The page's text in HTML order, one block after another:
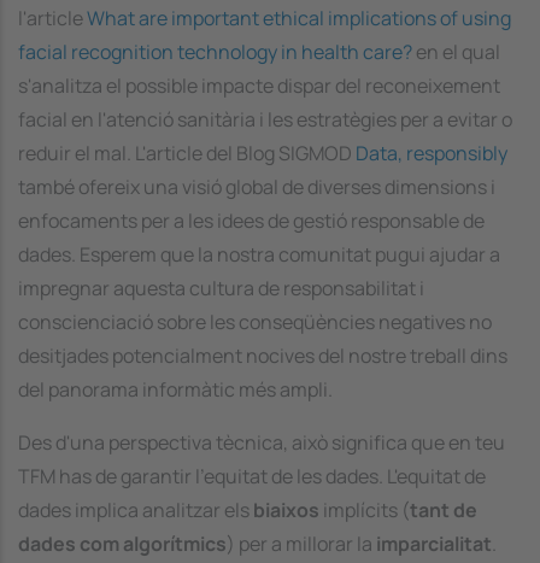
l'articleWhat are important ethical implications of using
facial recognition technology in health care?en el qual
s'analitza el possible impacte dispar del reconeixement
facial en l'atenció sanitària i les estratègies per a evitar o
reduir el mal. L'article del Blog SIGMOD Data, responsibly
també ofereix una visió global de diverses dimensions i
enfocaments per a les idees de gestió responsable de
dades. Esperem que la nostra comunitat pugui ajudar a
impregnar aquesta cultura de responsabilitat i
conscienciació sobre les conseqüències negatives no
desitjades potencialment nocives del nostre treball dins
del panorama informàtic més ampli.
Des d'una perspectiva tècnica, això significa que en teu
TFM has de garantir l'equitat de les dades. L'equitat de
dades implica analitzar elsbiaixos implícits (tant de
dades com algorítmics) per a millorar la imparcialitat.